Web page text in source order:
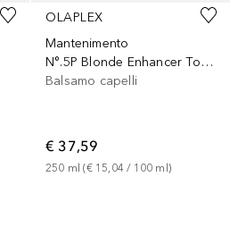
OLAPLEX
Mantenimento
N°.5P Blonde Enhancer Toning Conditioner
Balsamo capelli
€ 37,59
250 ml (€ 15,04 / 100 ml)